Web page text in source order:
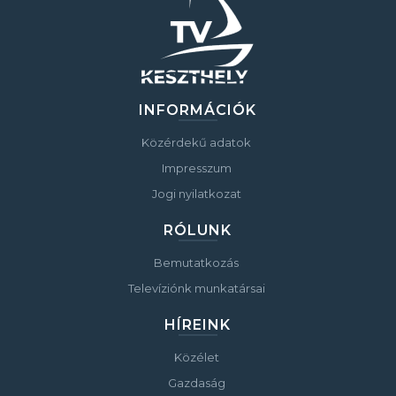
INFORMÁCIÓK
Közérdekű adatok
Impresszum
Jogi nyilatkozat
RÓLUNK
Bemutatkozás
Televíziónk munkatársai
HÍREINK
Közélet
Gazdaság